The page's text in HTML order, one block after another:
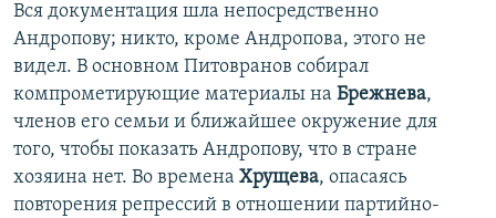
Вся документация шла непосредственно
Андропову; никто, кроме Андропова, этого не
видел. В основном Питовранов собирал
компрометирующие материалы на Брежнева,
членов его семьи и ближайшее окружение для
того, чтобы показать Андропову, что в стране
хозяина нет. Во времена Хрущева, опасаясь
повторения репрессий в отношении партийно-